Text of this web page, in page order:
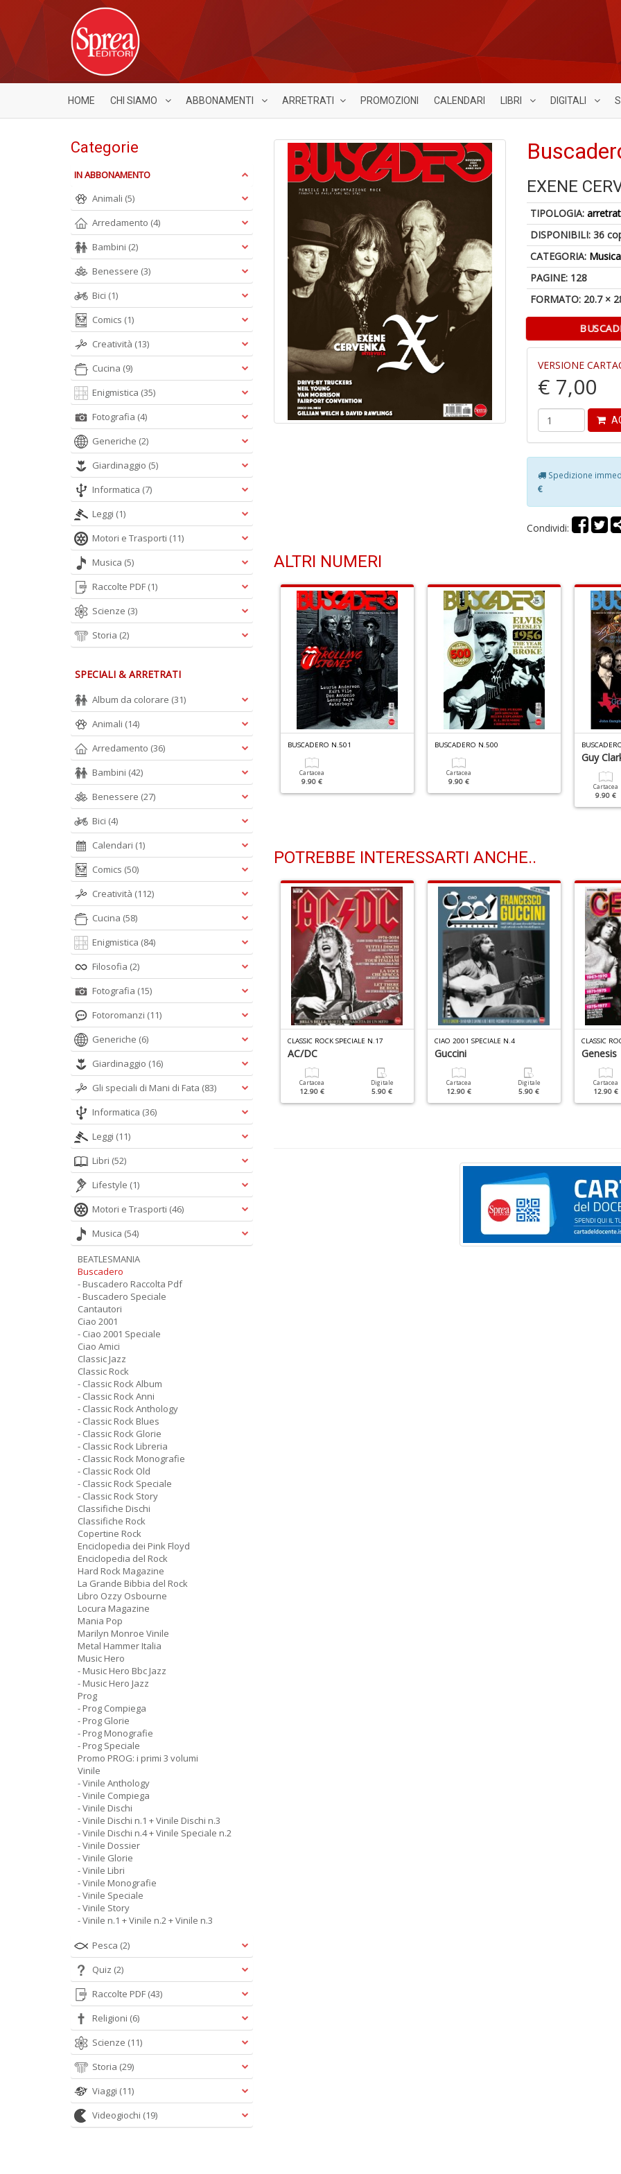
HOME CHI SIAMO ABBONAMENTI ARRETRATI PROMOZIONI CALENDARI LIBRI DIGITALI
EXENE
TIPOLOGIA:
DISPONIBILI:36
CATEGORIA: Musica
PAGINE: 128
FORMATO: 20.7 ×
VERSIONE
€ 7,00
Spedizione
€
Condividi:
ALTRI NUMERI
BUSCADERO N.487
Jason Isbell
Cartacea
7.00 €
BUSCADERO N.501
Cartacea
9.90 €
BUSCADERO N.500
Cartacea
9.90 €
Guy
Cartacea
9.90 €
POTREBBE INTERESSARTI ANCHE..
MONOGRAFIE N.2
Digitale
5.90 €
ENCICLOPEDIA DEL ROCK N.5
Cartacea
12.90 €
CLASSIC ROCK SPECIALE N.17
AC/DC
Cartacea
12.90 €
Digitale
5.90 €
CIAO 2001 SPECIALE N.4
Guccini
Cartacea
12.90 €
Digitale
5.90 €
CLASSIC
Genesis
Cartacea
12.90 €
Categorie
IN ABBONAMENTO
Animali (5)
Arredamento (4)
Bambini (2)
Benessere (3)
Bici (1)
Comics (1)
Creatività (13)
Cucina (9)
Enigmistica (35)
Fotografia (4)
Generiche (2)
Giardinaggio (5)
Informatica (7)
Leggi (1)
Motori e Trasporti (11)
Musica (5)
Raccolte PDF (1)
Scienze (3)
Storia (2)
SPECIALI & ARRETRATI
Album da colorare (31)
Animali (14)
Arredamento (36)
Bambini (42)
Benessere (27)
Bici (4)
Calendari (1)
Comics (50)
Creatività (112)
Cucina (58)
Enigmistica (84)
Filosofia (2)
Fotografia (15)
Fotoromanzi (11)
Generiche (6)
Giardinaggio (16)
Gli speciali di Mani di Fata (83)
Informatica (36)
Leggi (11)
Libri (52)
Lifestyle (1)
Motori e Trasporti (46)
Musica (54)
BEATLESMANIA
Buscadero
- Buscadero Raccolta Pdf
- Buscadero Speciale
Cantautori
Ciao 2001
- Ciao 2001 Speciale
Ciao Amici
Classic Jazz
Classic Rock
- Classic Rock Album
- Classic Rock Anni
- Classic Rock Anthology
- Classic Rock Blues
- Classic Rock Glorie
- Classic Rock Libreria
- Classic Rock Monografie
- Classic Rock Old
- Classic Rock Speciale
- Classic Rock Story
Classifiche Dischi
Classifiche Rock
Copertine Rock
Enciclopedia dei Pink Floyd
Enciclopedia del Rock
Hard Rock Magazine
La Grande Bibbia del Rock
Libro Ozzy Osbourne
Locura Magazine
Mania Pop
Marilyn Monroe Vinile
Metal Hammer Italia
Music Hero
- Music Hero Bbc Jazz
- Music Hero Jazz
Prog
- Prog Compiega
- Prog Glorie
- Prog Monografie
- Prog Speciale
Promo PROG: i primi 3 volumi
Vinile
- Vinile Anthology
- Vinile Compiega
- Vinile Dischi
- Vinile Dischi n.1 + Vinile Dischi n.3
- Vinile Dischi n.4 + Vinile Speciale n.2
- Vinile Dossier
- Vinile Glorie
- Vinile Libri
- Vinile Monografie
- Vinile Speciale
- Vinile Story
- Vinile n.1 + Vinile n.2 + Vinile n.3
Pesca (2)
Quiz (2)
Raccolte PDF (43)
Religioni (6)
Scienze (11)
Storia (29)
Viaggi (11)
Videogiochi (19)